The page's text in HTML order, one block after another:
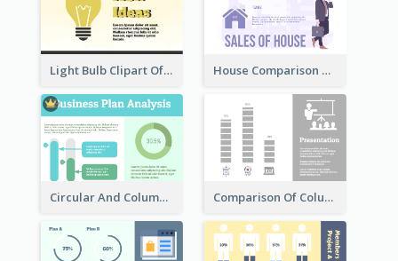
Light Bulb Clipart Of New Ideas House Comparison With Information
Circular And Column Information Comparison Of Column Clipart